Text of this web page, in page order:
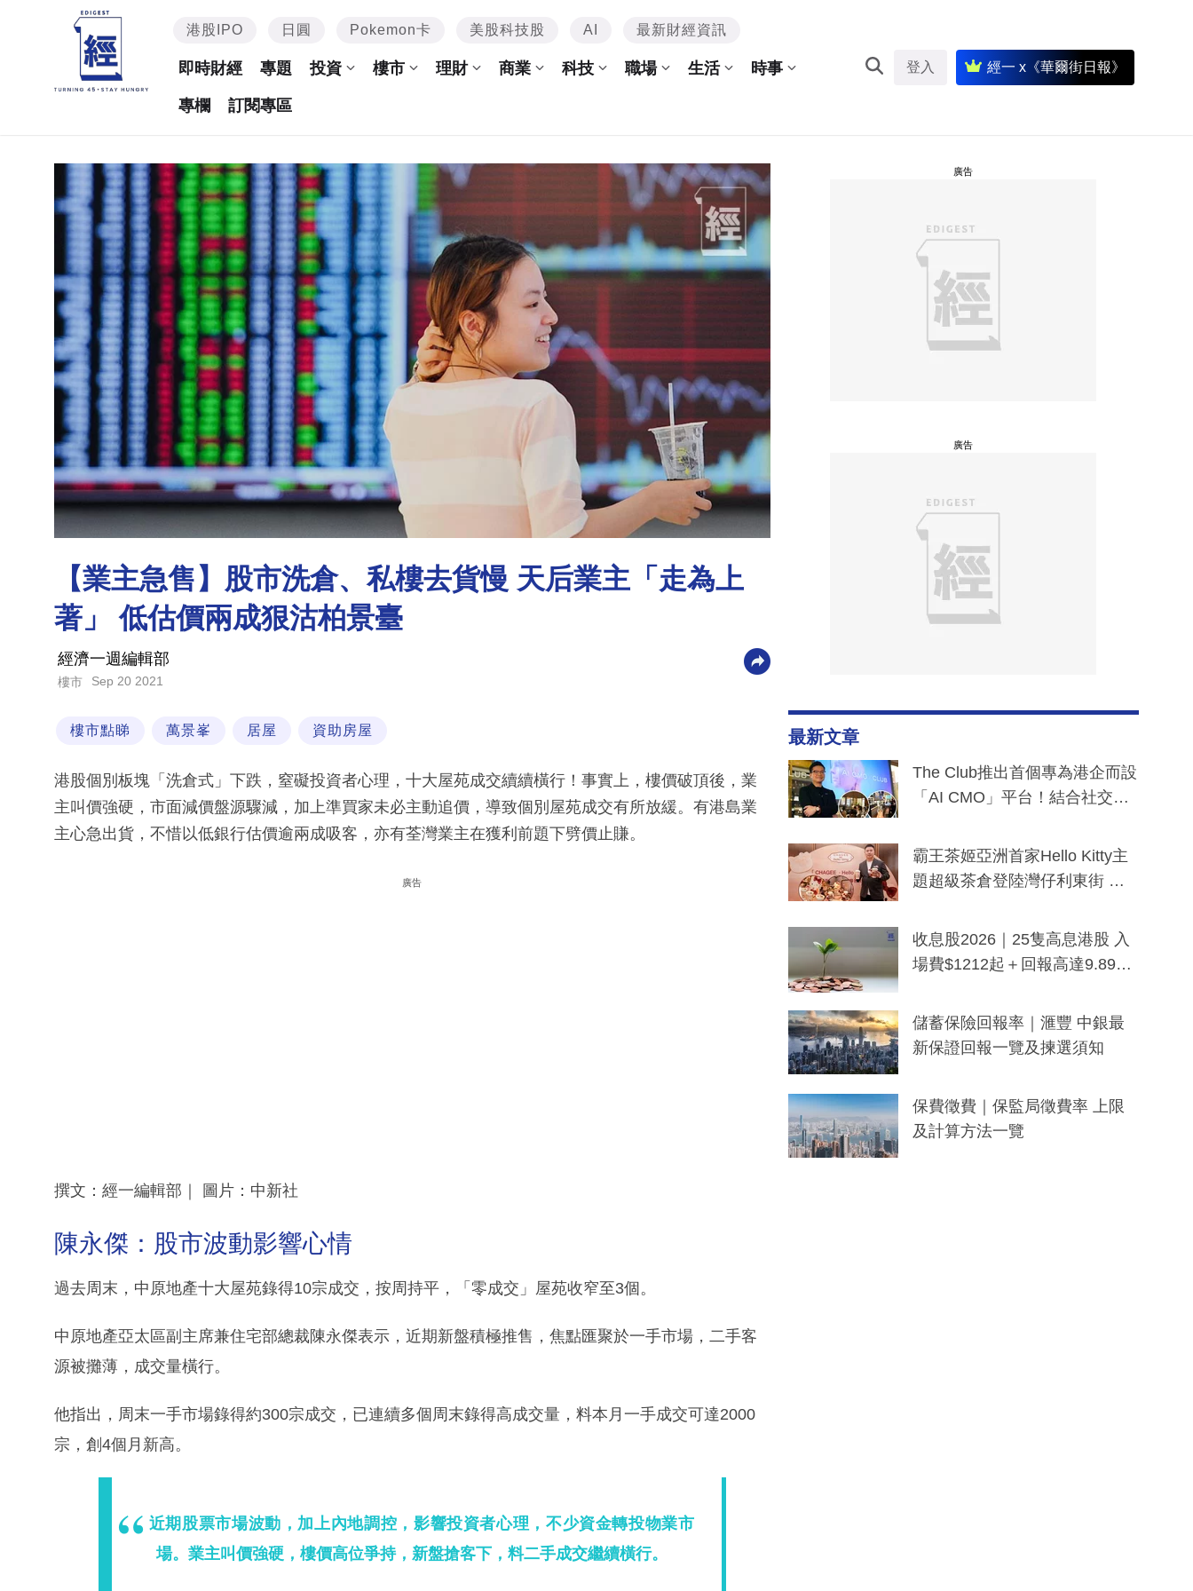
港股IPO 日圓 Pokemon卡 美股科技股 AI 最新財經資訊
即時財經 專題 投資 樓市 理財 商業 科技 職場 生活 時事
專欄 訂閱專區
登入 經一 x《華爾街日報》
【業主急售】股市洗倉、私樓去貨慢 天后業主「走為上
著」 低估價兩成狠沽柏景臺
經濟一週編輯部
樓市 Sep 20 2021
樓市點睇 萬景峯 居屋 資助房屋
港股個別板塊「洗倉式」下跌，窒礙投資者心理，十大屋苑成交續續橫行！事實上，樓價破頂後，業
主叫價強硬，市面減價盤源驟減，加上準買家未必主動追價，導致個別屋苑成交有所放緩。有港島業
主心急出貨，不惜以低銀行估價逾兩成吸客，亦有荃灣業主在獲利前題下劈價止賺。
廣告
撰文：經一編輯部｜ 圖片：中新社
陳永傑：股市波動影響心情
過去周末，中原地產十大屋苑錄得10宗成交，按周持平，「零成交」屋苑收窄至3個。
中原地產亞太區副主席兼住宅部總裁陳永傑表示，近期新盤積極推售，焦點匯聚於一手市場，二手客
源被攤薄，成交量橫行。
他指出，周末一手市場錄得約300宗成交，已連續多個周末錄得高成交量，料本月一手成交可達2000
宗，創4個月新高。
近期股票市場波動，加上內地調控，影響投資者心理，不少資金轉投物業市
場。業主叫價強硬，樓價高位爭持，新盤搶客下，料二手成交繼續橫行。
廣告
廣告
最新文章
The Club推出首個專為港企而設
「AI CMO」平台！結合社交聆
分鐘生成「貼地」宣傳短片
霸王茶姬亞洲首家Hello Kitty主
題超級茶倉登陸灣仔利東街 推
y及香港限定特調系列
收息股2026｜25隻高息港股 入
場費$1212起＋回報高達9.89
儲蓄保險回報率｜滙豐 中銀最
新保證回報一覽及揀選須知
保費徵費｜保監局徵費率 上限
及計算方法一覽